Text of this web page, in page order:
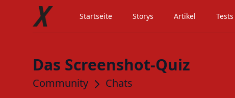
Startseite Storys Artikel Tests
Das Screenshot-Quiz
Community Chats